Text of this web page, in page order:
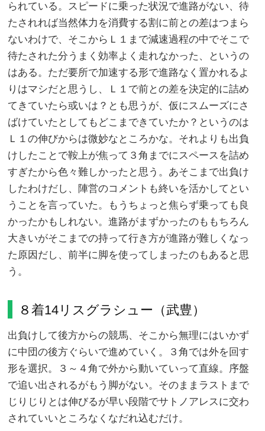
られている。スピードに乗った状況で進路がない、待
たされれば当然体力を消費する割に前との差はつまら
ないわけで、そこからＬ１まで減速過程の中でそこで
待たされた分うまく効率よく走れなかった、というの
はある。ただ要所で加速する形で進路なく置かれるよ
りはマシだと思うし、Ｌ１で前との差を決定的に詰め
てきていたら或いは？とも思うが、仮にスムーズにさ
ばけていたとしてもどこまできていたか？というのは
Ｌ１の伸びからは微妙なところかな。それよりも出負
けしたことで鞍上が焦って３角までにスペースを詰め
すぎたから色々難しかったと思う。あそこまで出負け
したわけだし、陣営のコメントも終いを活かしてとい
うことを言っていた。もうちょっと焦らず乗っても良
かったかもしれない。進路がまずかったのももちろん
大きいがそこまでの持って行き方が進路が難しくなっ
た原因だし、前半に脚を使ってしまったのもあると思
う。
８着14リスグラシュー（武豊）
出負けして後方からの競馬、そこから無理にはいかず
に中団の後方ぐらいで進めていく。３角では外を回す
形を選択。３～４角で外から動いていって直線。序盤
で追い出されるがもう脚がない。そのままラストまで
じりじりとは伸びるが早い段階でサトノアレスに交わ
されていいところなくなだれ込むだけ。